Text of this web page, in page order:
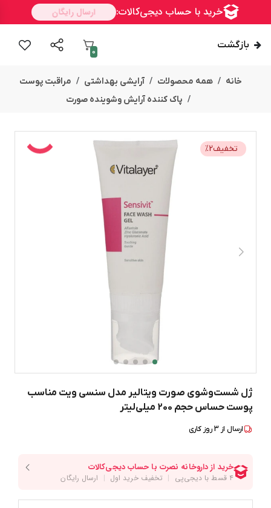
بازگشت
0
خانه همه محصولات آرایشی بهداشتی
مراقبت پوست
پاک کننده آرایش وشوینده صورت
تخفیف %2
ژل شست‌وشوی صورت ویتالیر مدل سنسی ویت مناسب
پوست حساس حجم 200 میلی‌لیتر
ارسال از 3روز کاری